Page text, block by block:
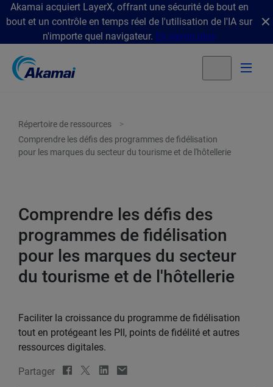
Akamai acquiert LayerX, offrant une sécurité de bout en
bout et un contrôle en temps réel de l'utilisation de l'IA sur
n'importe quel navigateur. En savoir plus
Répertoire de ressources
Comprendre les défis des programmes de fidélisation
pour les marques du secteur du tourisme et de l'hôtellerie
Comprendre les défis des
programmes de fidélisation
pour les marques du secteur
du tourisme et de l'hôtellerie
Faciliter la croissance du programme de fidélisation
tout en protégeant les PII, points de fidélité et autres
ressources digitales.
Partager